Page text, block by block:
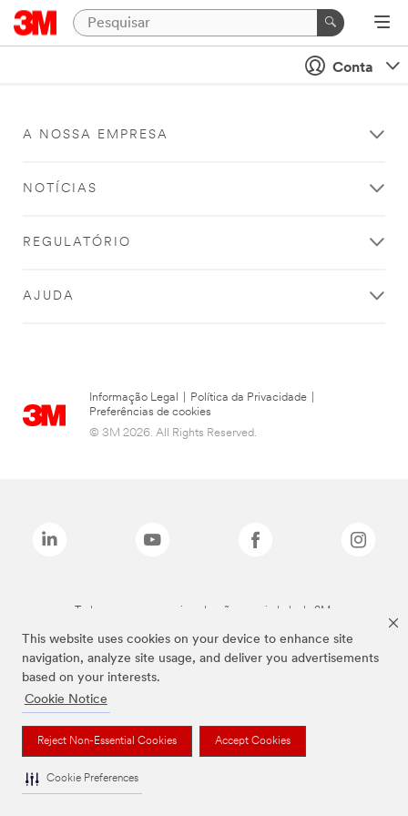
This website uses cookies on your device to enhance site
navigation, analyze site usage, and deliver you advertisements
based on your interests.
Cookie Notice
Reject Non-Essential Cookies Accept Cookies
Cookie Preferences
Conta
A NOSSA EMPRESA
NOTÍCIAS
REGULATÓRIO
AJUDA
Informação Legal Política da Privacidade
Preferências de cookies
© 3M 2026. All Rights Reserved.
Todas as marcas mencionadas são propriedade da 3M.